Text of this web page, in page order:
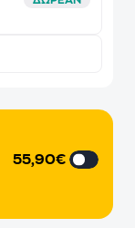
55,90€